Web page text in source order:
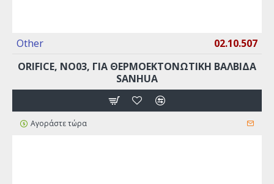
Other
02.10.507
ORIFICE, ΝO03, ΓΙΑ ΘΕΡΜΟΕΚΤΟΝΩΤΙΚΉ ΒΑΛΒΊΔΑ
SANHUA
Αγοράστε τώρα